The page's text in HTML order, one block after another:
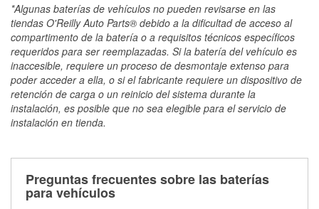
*Algunas baterías de vehículos no pueden revisarse en las
tiendas O'Reilly Auto Parts® debido a la dificultad de acceso al
compartimento de la batería o a requisitos técnicos específicos
requeridos para ser reemplazadas. Si la batería del vehículo es
inaccesible, requiere un proceso de desmontaje extenso para
poder acceder a ella, o si el fabricante requiere un dispositivo de
retención de carga o un reinicio del sistema durante la
instalación, es posible que no sea elegible para el servicio de
instalación en tienda.
Preguntas frecuentes sobre las baterías
para vehículos